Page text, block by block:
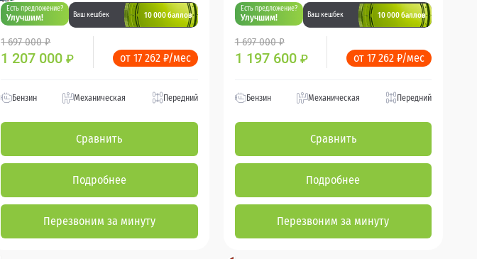
Есть предложение?
Улучшим! Ваш кешбек 10 000 баллов
1 697 000 ₽
1 207 000₽ от 17 262 ₽/мес
Бензин Механическая Передний
Сравнить
Подробнее
Перезвоним за минуту
Есть предложение?
Улучшим! Ваш кешбек 10 000 баллов
1 697 000 ₽
1 197 600 ₽ от 17 262 ₽/мес
Бензин Механическая Передний
Сравнить
Подробнее
Перезвоним за минуту